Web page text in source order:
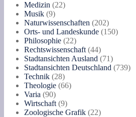
Medizin 2222
Musik 99
Produkte
Naturwissenschaften 202202
Produkte
Orts- und Landeskunde 150150
Philosophie 2222
Produkte
Rechtswissenschaft 4444
Produkte
Stadtansichten Ausland 7171
Produkte
Stadtansichten Deutschland 739739
Technik 2828
Produkte
Theologie 6666
Varia 9090
Produkte
Wirtschaft 99
Produkte
Zoologische Grafik 2222